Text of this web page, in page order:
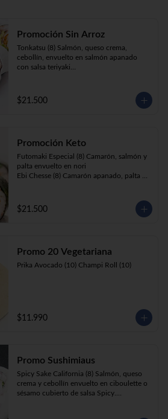
Promoción Sin Arroz
Tonkatsu (8) Salmón, queso crema,
cebollín, envuelto en salmón apanado
con salsa teriyaki
Sake Ebi (8) Camarón, salmón, queso
crema y cebollín envuelto en palta.
$21.500
Promoción Keto
Futomaki Especial (8) Camarón, salmón y
palta envuelto en nori
Ebi Chesse (8) Camarón apanado, palta y
Sake Ebi (8) Camarón, salmón, queso
crema y cebollín envuelto en palta.
$21.500
Promo 20 Vegetariana
Prika Avocado (10) Champi Roll (10)
$11.990
Promo Sushimiaus
Spicy Sake California (8) Salmón, queso
crema y cebollín envuelto en ciboulette o
sésamo cubierto de salsa Spicy.